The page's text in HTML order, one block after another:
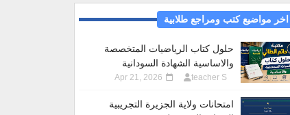
اخر مواضيع كتب ومراجع طلابية
حلول كتاب الرياضيات المتخصصة
والاساسية الشهادة السودانية
teacher S
Apr 21, 2026
امتحانات ولاية الجزيرة التجريبية